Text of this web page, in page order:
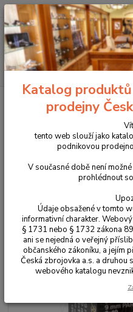
+420 225 375 800
Pistolové a
9mm Luger XRG Defense 6,5g
Náboje Sellier
Luger XRG
Katalog
prodejny
tento web slouží jako
podnikovou
V současné době není
prohlédnout
Údaje obsažené v tomto
informativní charakter.
§ 1731 nebo § 1732 zákona
ani se nejedná o veřejný
občanského zákoníku, a jejím
Česká zbrojovka a.s. a druhou
webového katalogu